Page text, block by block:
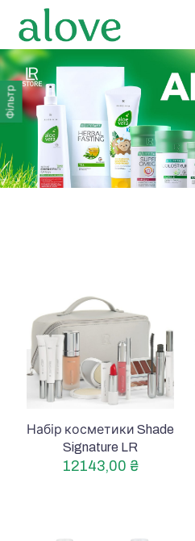
Набір косметики Shade
Signature LR
12143,00 ₴
Фільтр